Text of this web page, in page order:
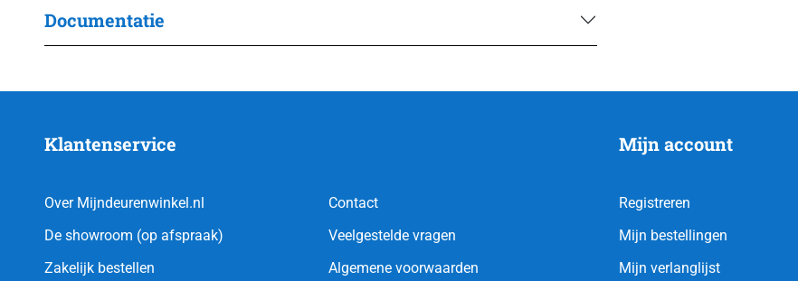
Documentatie
Klantenservice
Over Mijndeurenwinkel.nl
De showroom (op afspraak)
Zakelijk bestellen
Contact
Veelgestelde vragen
Algemene voorwaarden
Mijn account
Registreren
Mijn bestellingen
Mijn verlanglijst